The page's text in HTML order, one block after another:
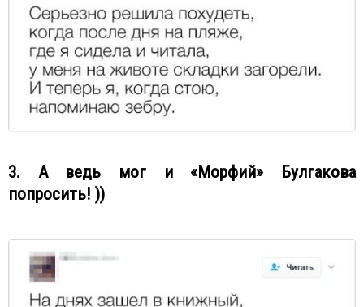
3. А ведь мог и «Морфий» Булгакова
попросить! ))